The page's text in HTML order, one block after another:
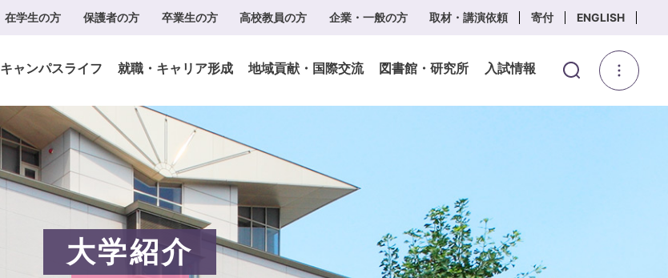
在学生の方 保護者の方 卒業生の方 高校教員の方 企業・一般の方 取材・講演依頼 寄付 ENGLISH
キャンパスライフ 就職・キャリア形成 地域貢献・国際交流 図書館・研究所 入試情報
大学紹介